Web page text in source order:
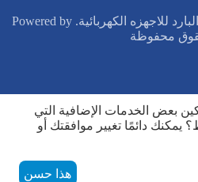
محفوظة
بعض الخدمات الإضافية التي
يمكنك دائمًا تغيير موافقتك أو
هذا حسن